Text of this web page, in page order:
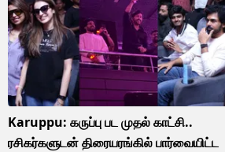
Karuppu: கருப்பு பட முதல் காட்சி..
ரசிகர்களுடன் திரையரங்கில் பார்வையிட்ட